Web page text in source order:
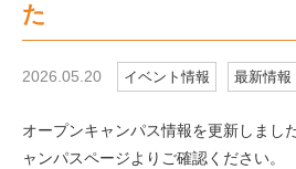
た
2026.05.20 イベント情報 最新情報
オープンキャンパス情報を更新しまし
ャンパスページよりご確認ください。